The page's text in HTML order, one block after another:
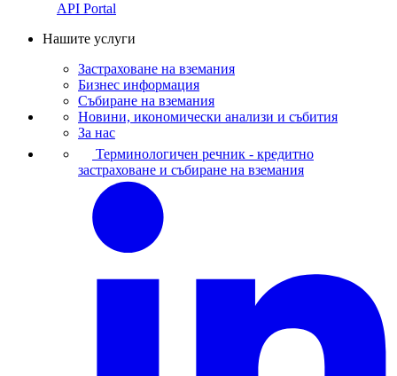
API Portal
Нашите услуги
Застраховане на вземания
Бизнес информация
Събиране на вземания
Новини, икономически анализи и събития
За нас
Терминологичен речник - кредитно
застраховане и събиране на вземания